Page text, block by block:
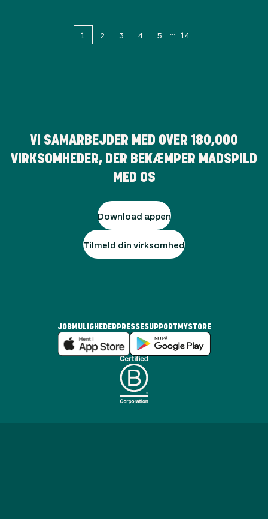
1 2 3 4 5 14
VI SAMARBEJDER MED OVER 180,000
VIRKSOMHEDER, DER BEKÆMPER MADSPILD
MED OS
Download appen
Tilmeld din virksomhed
JOBMULIGHEDERPRESSESUPPORT MYSTORE